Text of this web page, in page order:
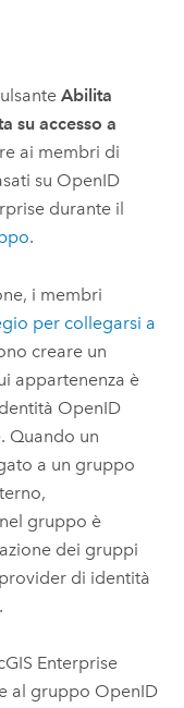
Abilita
su accesso a
ai membri di
su OpenID
durante il
.
i membri
per collegarsi a
creare un
appartenenza è
OpenID
Quando un
a un gruppo
gruppo è
dei gruppi
di identità
Enterprise
al gruppo OpenID